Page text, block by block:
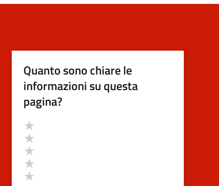
Quanto sono chiare le
informazioni su questa
pagina?
Valutazione